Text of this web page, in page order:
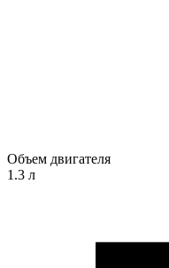
Объем двигателя
1.3 л